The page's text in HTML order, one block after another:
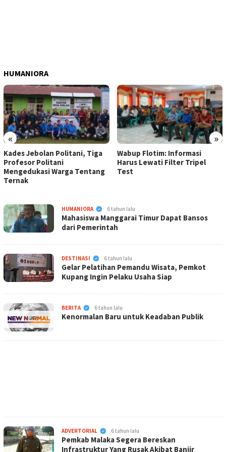
HUMANIORA
« »
Kades Jebolan Politani, Tiga
Profesor Politani
Mengedukasi Warga Tentang
Ternak
Wabup Flotim: Informasi
Harus Lewati Filter Tripel
Test
KABAR
NTT
HUMANIORA KabarNTT.ID
6 tahun lalu
Mahasiswa Manggarai Timur Dapat Bansos
dari Pemerintah
DESTINASI KabarNTT.ID
6 tahun lalu
Gelar Pelatihan Pemandu Wisata, Pemkot
Kupang Ingin Pelaku Usaha Siap
BERITA KabarNTT.ID
6 tahun lalu
Kenormalan Baru untuk Keadaban Publik
ADVERTORIAL KabarNTT.ID
6 tahun lalu
Pemkab Malaka Segera Bereskan
Infrastruktur Yang Rusak Akibat Banjir